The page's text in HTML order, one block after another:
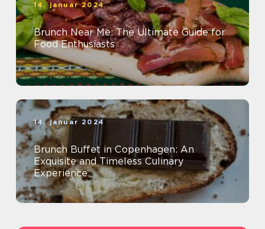
14. januar 2024
Brunch Near Me: The Ultimate Guide for
Food Enthusiasts
14. januar 2024
Brunch Buffet in Copenhagen: An
Exquisite and Timeless Culinary
Experience